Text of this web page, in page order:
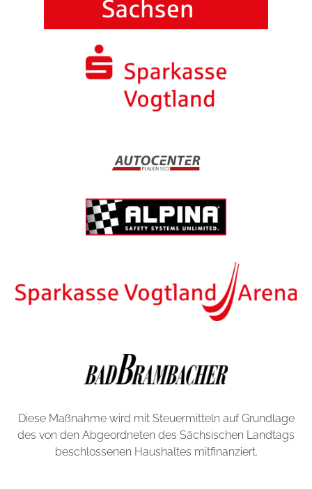
Diese Maßnahme wird mit Steuermitteln auf Grundlage
des von den Abgeordneten des Sächsischen Landtags
beschlossenen Haushaltes mitfinanziert.